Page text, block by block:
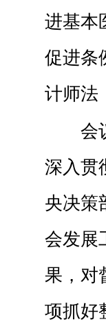
进基本
促进条
计师法
会
深入贯
央决策
会发展
果，对
项抓好